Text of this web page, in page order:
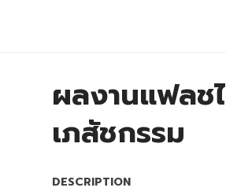
ผลงานแฟลช
เภสัชกรรม
DESCRIPTION